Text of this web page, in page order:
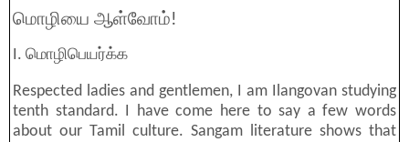
மொழியை ஆள்வோம்!
I. மொழிபெயர்க்க
Respected ladies and gentlemen, I am Ilangovan studying
tenth standard. I have come here to say a few words
about our Tamil culture. Sangam literature shows that